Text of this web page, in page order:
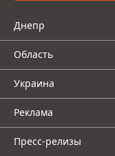
Днепр
Область
Украина
Реклама
Пресс-релизы